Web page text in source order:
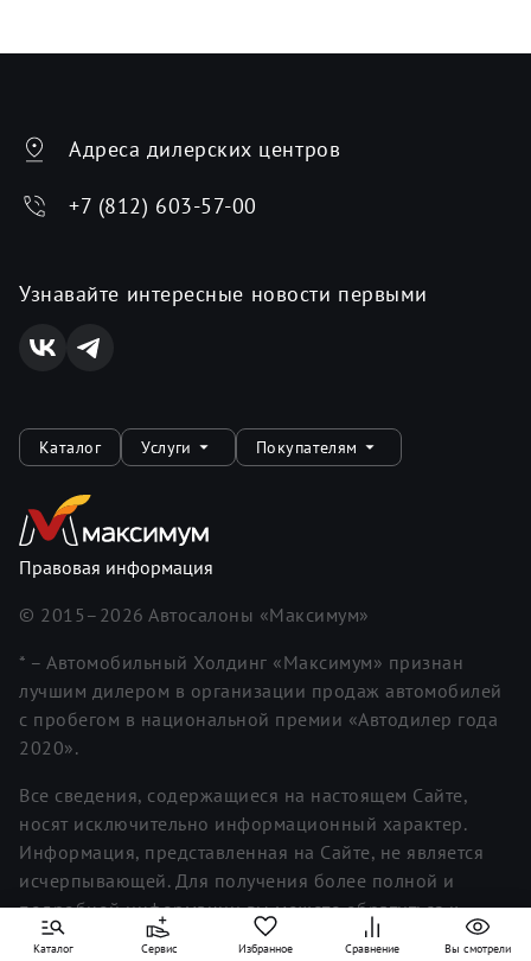
Адреса дилерских центров
+7 (812) 603-57-00
Узнавайте интересные новости первыми
Каталог Услуги Покупателям
Правовая информация
© 2015– 2026 Автосалоны «Максимум»
* – Автомобильный Холдинг «Максимум» признан
лучшим дилером в организации продаж автомобилей
с пробегом в национальной премии «Автодилер года
2020».
Все сведения, содержащиеся на настоящем Сайте,
носят исключительно информационный характер.
Информация, представленная на Сайте, не является
исчерпывающей. Для получения более полной и
подробной информации вы можете обратиться к
менеджерам. Информация о ценах не является
Каталог Сервис Избранное Сравнение Вы смотрели